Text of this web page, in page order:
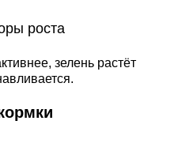
роста
зелень растёт